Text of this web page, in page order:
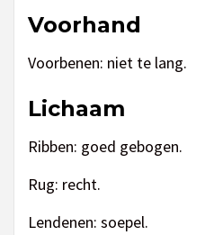
Voorhand
Voorbenen: niet te lang.
Lichaam
Ribben: goed gebogen.
Rug: recht.
Lendenen: soepel.